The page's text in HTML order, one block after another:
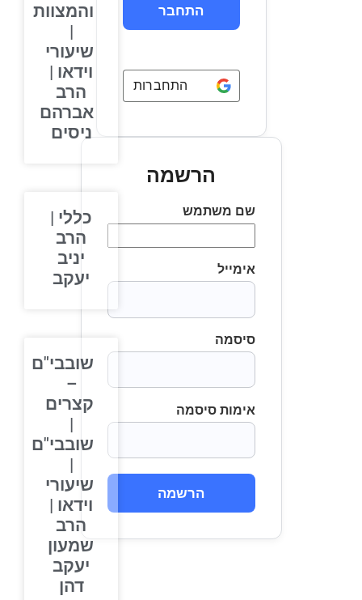
התחברות באמצעות Google
הרשמה
שם משתמש
אימייל
סיסמה
אימות סיסמה
הרשמה
והמצוות
שיעורי
וידאו |
הרב
אברהם
ניסים
כללי |
הרב
יניב
יעקב
שובבי"ם
קצרים
שובבי"ם
שיעורי
וידאו |
הרב
שמעון
יעקב
דהן